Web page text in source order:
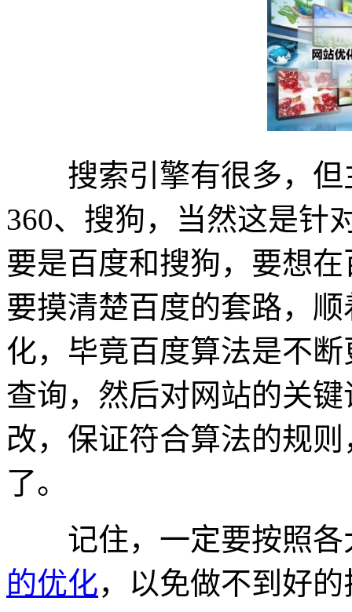
搜索引擎有很多，但
360、搜狗，当然这是针
要是百度和搜狗，要想
要摸清楚百度的套路，
化，毕竟百度算法是不
查询，然后对网站的关
改，保证符合算法的规
了。
记住，一定要按照各
的优化，以免做不到好